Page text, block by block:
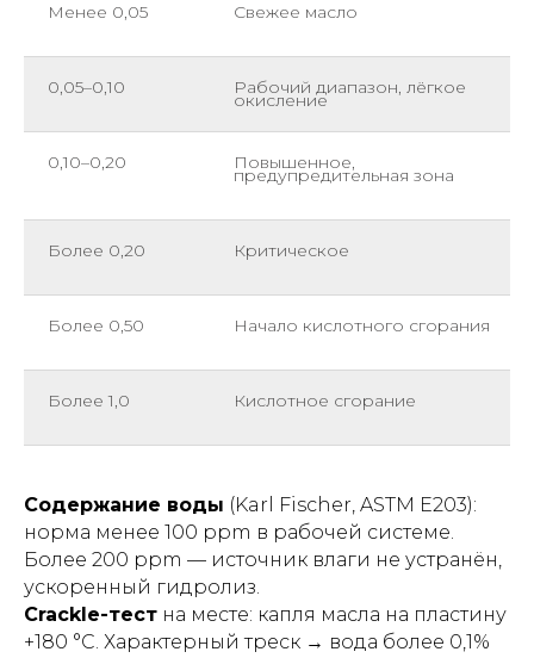
Менее 0,05 Свежее масло
0,05–0,10 Рабочий диапазон, лёгкое
окисление
0,10–0,20 Повышенное,
предупредительная зона
Более 0,20 Критическое
Более 0,50 Начало кислотного сгорания
Более 1,0 Кислотное сгорание
Содержание воды (Karl Fischer, ASTM E203):
норма менее 100 ppm в рабочей системе.
Более 200 ppm — источник влаги не устранён,
ускоренный гидролиз.
Crackle-тест на месте: капля масла на пластину
+180 °C. Характерный треск → вода более 0,1%